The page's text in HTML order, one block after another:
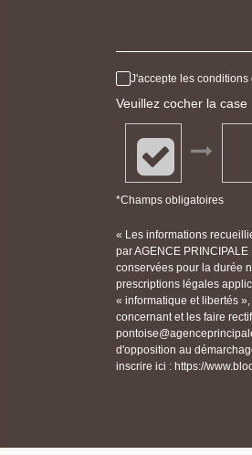
J'accepte les
Veuillez cocher la case
*Champs obligatoires
« Les informations
par AGENCE
conservées pour la durée
prescriptions légales
« informatique et libertés
concernant et les faire
d'opposition au
inscrire ici : https://